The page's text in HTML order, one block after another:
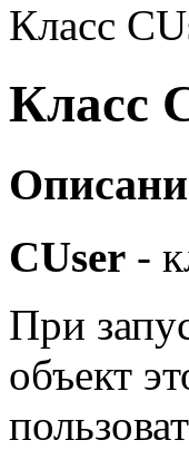
Класс
Класс
CUser -
При
объект